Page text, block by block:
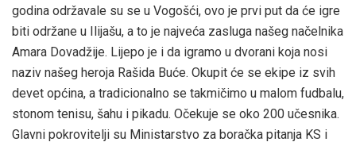
godina održavale su se u Vogošći, ovo je prvi put da će igre
biti održane u Ilijašu, a to je najveća zasluga našeg načelnika
Amara Dovadžije. Lijepo je i da igramo u dvorani koja nosi
naziv našeg heroja Rašida Buće. Okupit će se ekipe iz svih
devet općina, a tradicionalno se takmičimo u malom fudbalu,
stonom tenisu, šahu i pikadu. Očekuje se oko 200 učesnika.
Glavni pokrovitelji su Ministarstvo za boračka pitanja KS i